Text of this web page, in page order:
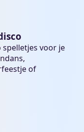
spelletjes voor je
of